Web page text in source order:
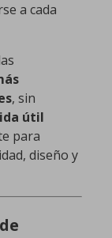
a cada
, sin
útil
para
diseño y